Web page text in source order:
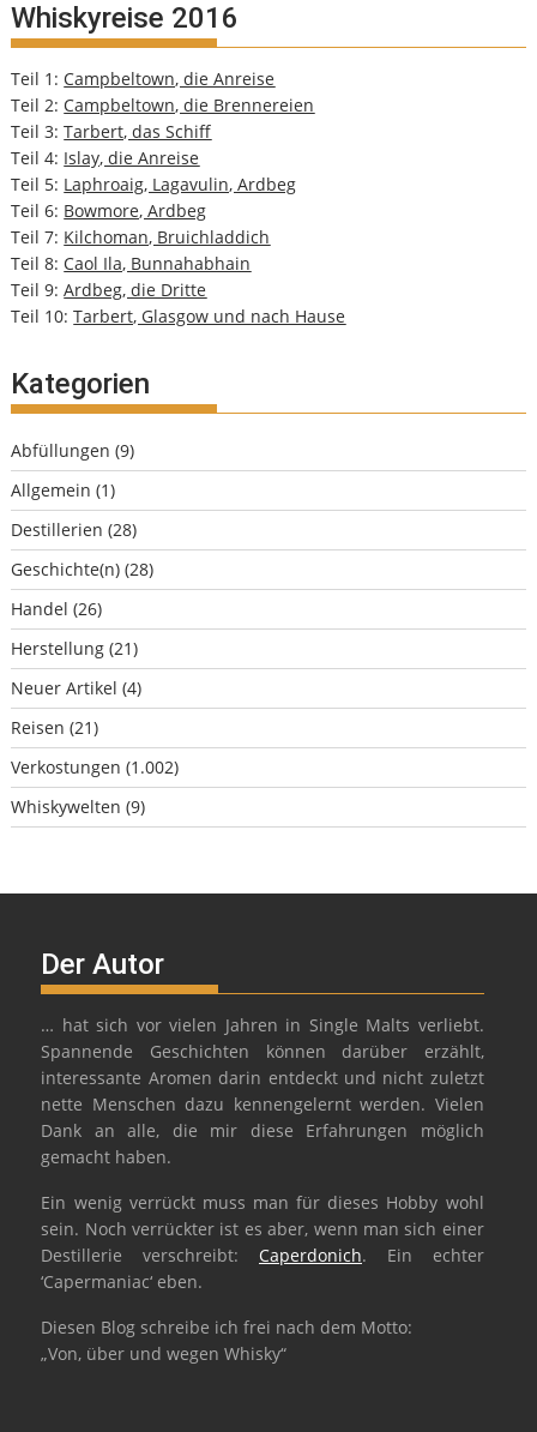
Whiskyreise 2016
Teil 1: Campbeltown, die Anreise
Teil 2: Campbeltown, die Brennereien
Teil 3:Tarbert, das Schiff
Teil 4: Islay, die Anreise
Teil 5: Laphroaig, Lagavulin, Ardbeg
Teil 6: Bowmore, Ardbeg
Teil 7: Kilchoman, Bruichladdich
Teil 8: Caol Ila, Bunnahabhain
Teil 9:Ardbeg, die Dritte
Teil 10:Tarbert, Glasgow und nach Hause
Kategorien
Abfüllungen (9)
Allgemein (1)
Destillerien (28)
Geschichte(n) (28)
Handel (26)
Herstellung (21)
Neuer Artikel (4)
Reisen (21)
Verkostungen (1.002)
Whiskywelten (9)
Der Autor
… hat sich vor vielen Jahren in Single Malts verliebt.
Spannende Geschichten können darüber erzählt,
interessante Aromen darin entdeckt und nicht zuletzt
nette Menschen dazu kennengelernt werden. Vielen
Dank an alle, die mir diese Erfahrungen möglich
gemacht haben.
Ein wenig verrückt muss man für dieses Hobby wohl
sein. Noch verrückter ist es aber, wenn man sich einer
Destillerie verschreibt: Caperdonich. Ein echter
‘Capermaniac‘ eben.
Diesen Blog schreibe ich frei nach dem Motto:
„Von, über und wegen Whisky“